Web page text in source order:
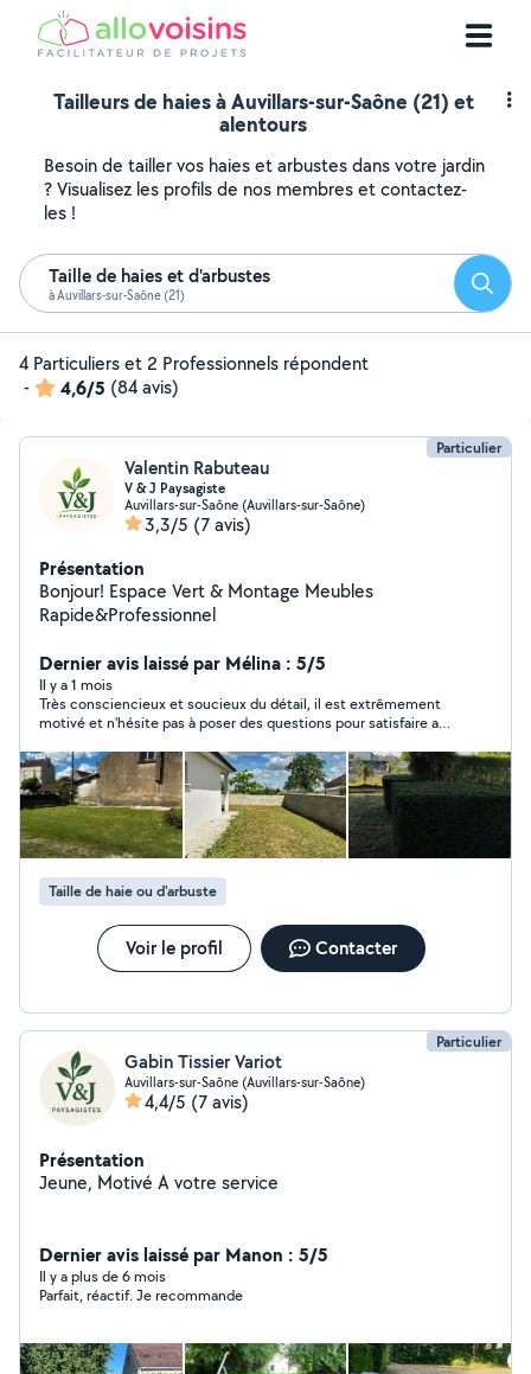
Tailleurs de haies à Auvillars-sur-Saône (21) et
alentours
Besoin de tailler vos haies et arbustes dans votre jardin
? Visualisez les profils de nos membres et contactez-
les !
Taille de haies et d'arbustes
à Auvillars-sur-Saône (21)
4 Particuliers et 2 Professionnels répondent
-
4,6/5 (84 avis)
Particulier
Valentin Rabuteau
V & J Paysagiste
Auvillars-sur-Saône (Auvillars-sur-Saône)
3,3/5 (7 avis)
Présentation
Bonjour! Espace Vert & Montage Meubles
Rapide&Professionnel
Dernier avis laissé par Mélina : 5/5
Il y a 1 mois
Très consciencieux et soucieux du détail, il est extrêmement
motivé et n'hésite pas à poser des questions pour satisfaire au
Les personnes ayant mis 1 seule étoile ne lui ont tout
simplement pas répondu, mais je peux certifier qu'il est plus
que correct et Valentin répondu du tac au tac. Je le
recommande les yeux fermés. Et il mérite vraiment d'être payé
+.
Taille de haie ou d'arbuste
Voir le profil Contacter
Particulier
Gabin Tissier Variot
Auvillars-sur-Saône (Auvillars-sur-Saône)
4,4/5 (7 avis)
Présentation
Jeune, Motivé A votre service
Dernier avis laissé par Manon : 5/5
Il y a plus de 6 mois
Parfait, réactif. Je recommande